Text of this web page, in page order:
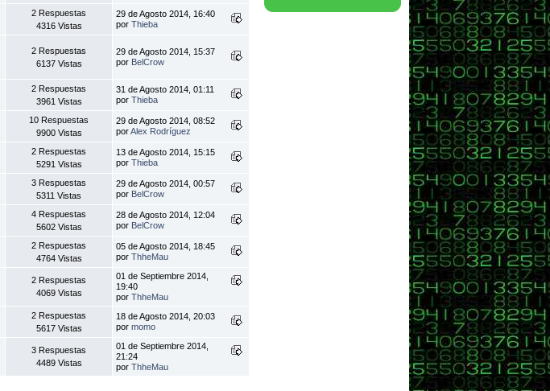
2 Respuestas
4316 Vistas
29 de Agosto 2014, 16:40
por Thieba
2 Respuestas
6137 Vistas
29 de Agosto 2014, 15:37
por BelCrow
2 Respuestas
3961 Vistas
31 de Agosto 2014, 01:11
por Thieba
10 Respuestas
9900 Vistas
29 de Agosto 2014, 08:52
porAlex Rodríguez
2 Respuestas
5291 Vistas
13 de Agosto 2014, 15:15
por Thieba
3 Respuestas
5311 Vistas
29 de Agosto 2014, 00:57
por BelCrow
4 Respuestas
5602 Vistas
28 de Agosto 2014, 12:04
por BelCrow
2 Respuestas
4764 Vistas
05 de Agosto 2014, 18:45
por ThheMau
2 Respuestas
4069 Vistas
01 de Septiembre 2014,
19:40
por ThheMau
2 Respuestas
5617 Vistas
18 de Agosto 2014, 20:03
por momo
3 Respuestas
4489 Vistas
01 de Septiembre 2014,
21:24
por ThheMau